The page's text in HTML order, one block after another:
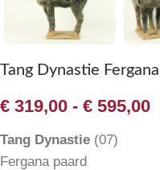
Tang Dynastie
€ 319,00 - € 595,00
Tang Dynastie (07)
Fergana paard